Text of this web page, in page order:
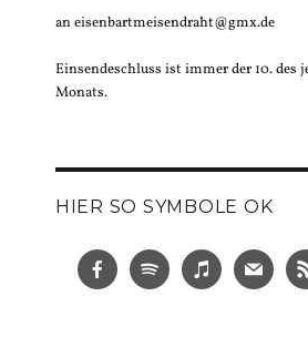
an eisenbartmeisendraht@gmx.de
Einsendeschluss ist immer der 10. des
Monats.
HIER SO SYMBOLE OK